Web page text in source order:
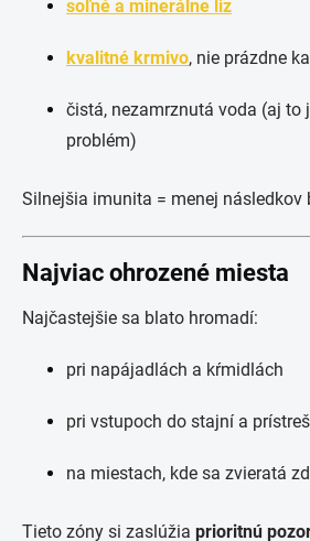
soľné a minerálne liz
kvalitné krmivo, nie prázdne
čistá, nezamrznutá voda (aj to
problém)
Silnejšia imunita = menej následkov
Najviac ohrozené miesta
Najčastejšie sa blato hromadí:
pri napájadlách a kŕmidlách
pri vstupoch do stajní a
na miestach, kde sa zvieratá
Tieto zóny si zaslúžia prioritnú